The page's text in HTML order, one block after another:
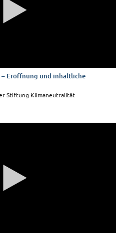
– Eröffnung und inhaltliche
Stiftung Klimaneutralität